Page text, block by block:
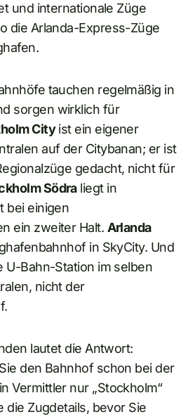
und internationale Züge
die Arlanda-Express-Züge
tauchen regelmäßig in
sorgen wirklich für
Cityist ein eigener
auf der Citybanan; er ist
gedacht, nicht für
Södraliegt in
bei einigen
ein zweiter Halt. Arlanda
in SkyCity. Und
U-Bahn-Station im selben
nicht der
lautet die Antwort:
den Bahnhof schon bei der
Vermittler nur „Stockholm“
die Zugdetails, bevor Sie